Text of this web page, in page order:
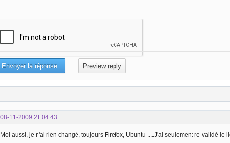
08-11-2009 21:04:43
Moi aussi, je n'ai rien changé, toujours Firefox, Ubuntu .....J'ai seulement re-validé le